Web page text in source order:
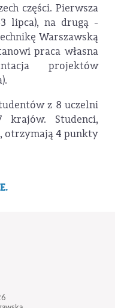
części. Pierwsza
3 lipca), na drugą -
Warszawską
praca własna
projektów
z 8 uczelni
krajów. Studenci,
otrzymają 4 punkty